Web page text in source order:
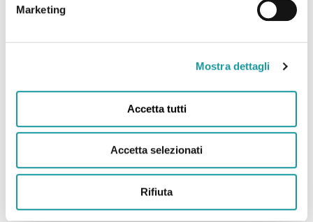
Marketing
Mostra dettagli
Accetta tutti
Accetta selezionati
Rifiuta
14.08.2024 – Emergenza
giocattoli al Sant’Orsola,
appello a donare
giochi di Ageop Ricerca , Clicca qui per leggere